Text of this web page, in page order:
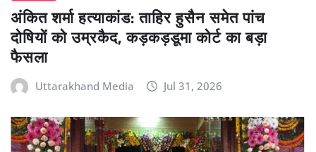
अंकित शर्मा हत्याकांड: ताहिर हुसैन समेत पांच
दोषियों को उम्रकैद, कड़कड़डूमा कोर्ट का बड़ा
फैसला
Uttarakhand Media Jul 31, 2026